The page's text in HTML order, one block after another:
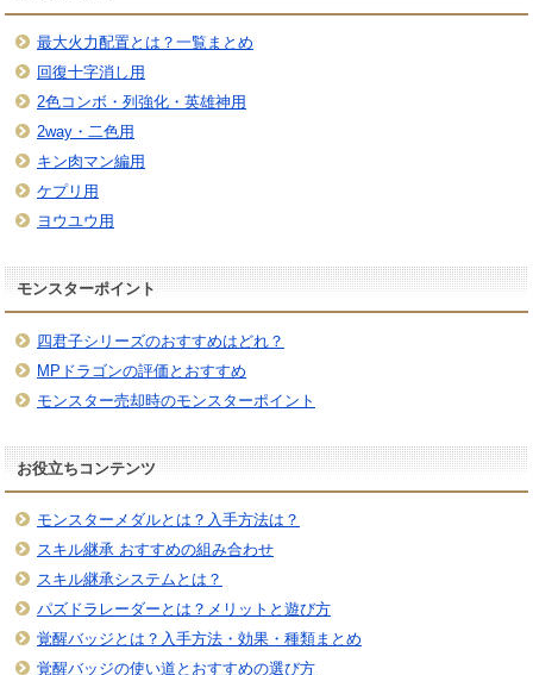
最大火力配置とは？一覧まとめ
回復十字消し用
2色コンボ・列強化・英雄神用
2way・二色用
キン肉マン編用
ケプリ用
ヨウユウ用
モンスターポイント
四君子シリーズのおすすめはどれ？
MPドラゴンの評価とおすすめ
モンスター売却時のモンスターポイント
お役立ちコンテンツ
モンスターメダルとは？入手方法は？
スキル継承 おすすめの組み合わせ
スキル継承システムとは？
パズドラレーダーとは？メリットと遊び方
覚醒バッジとは？入手方法・効果・種類まとめ
覚醒バッジの使い道とおすすめの選び方